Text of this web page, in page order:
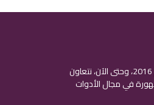
تأسست myhome في البداية عام 2016، وحتى الآن، نتعاون
مشهورة في مجال الأدوات